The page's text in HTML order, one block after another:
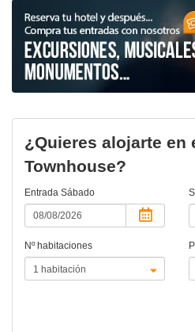
¿Quieres alojarte en
Townhouse?
Entrada Sábado
Nº habitaciones